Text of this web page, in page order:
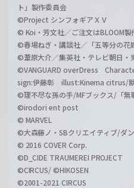
ト」製作委員会
©Project シンフォギアＸＶ
© Koi・芳文社／ご注文はBLOOM製
©春場ねぎ・講談社／「五等分の花
©葦原大介／集英社・テレビ朝日・
©VANGUARD overDress
sign:伊藤彰 illust:Kinema citrus/
©理不尽な孫の手/MFブックス/「無
©irodori ent post
© MARVEL
©大森藤ノ・SBクリエイティブ/ダ
© 2016 COVER Corp.
©D_CIDE TRAUMEREI PROJECT
©CIRCUS/ ©HIKOSEN
©2001-2021 CIRCUS